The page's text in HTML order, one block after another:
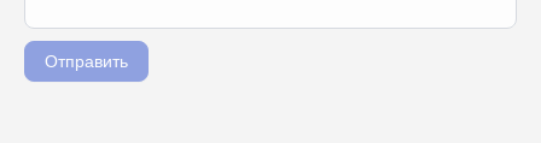
Отправить
пустым.